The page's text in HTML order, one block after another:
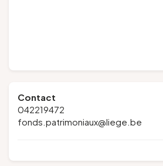
Contact
042219472
fonds.patrimoniaux@liege.be